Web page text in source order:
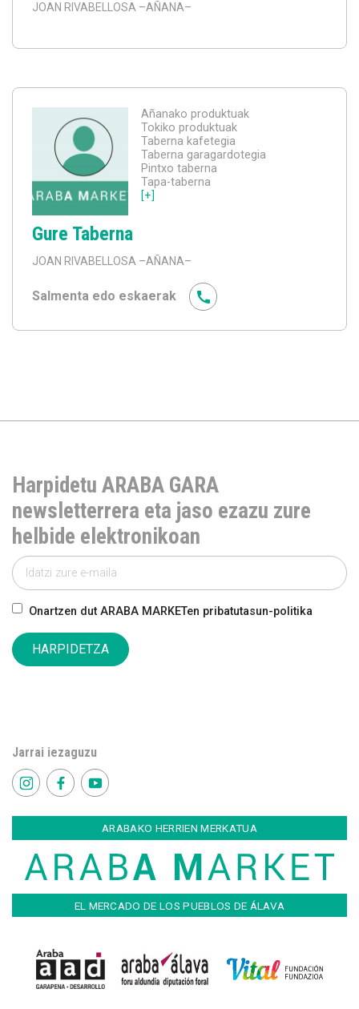
JOAN RIVABELLOSA –AÑANA–
Añanako produktuak
Tokiko produktuak
Taberna kafetegia
Taberna garagardotegia
Pintxo taberna
Tapa-taberna
[+]
Gure Taberna
JOAN RIVABELLOSA –AÑANA–
Salmenta edo eskaerak
Harpidetu ARABA GARA
newsletterrera eta jaso ezazu zure
helbide elektronikoan
Onartzen dut ARABA MARKETen pribatutasun-politika
HARPIDETZA
Jarrai iezaguzu
ARABAKO HERRIEN MERKATUA
EL MERCADO DE LOS PUEBLOS DE ÁLAVA